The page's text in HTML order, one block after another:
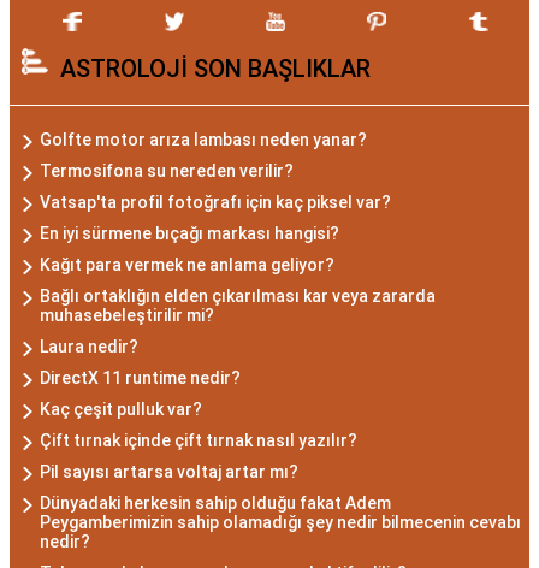
Akrep burcu, astrolojide 23 Ekim ile 21 Kasım
tarihleri arasında doğanları ifade eder. Bu
dönemde doğan bireyler genellikle gizemli ve derin
düşünce yapısına sahiptir. Akrep burcunun temel
özellikleri arasında kararlılık, cesaret ve tutku
bulunur. Akrepler, hedeflerine ulaşmak için
kararlılıkla çalışan bireylerdir. Aynı zamanda,
zekalarını ve keskin gözlem yeteneklerini
kullanarak çözüm odaklıdırlar.
Akrep Burcu Erkeği
Özellikleri: Güçlü ve
Karizmatik
Akrep burcu erkeği, genellikle güçlü bir karaktere
ve derin bir içsel güce sahiptir. Karizmatik ve
etkileyici kişilikleriyle dikkat çekerler. Akrep burcu
ASTROLOJİ SON BAŞLIKLAR
Golfte motor arıza lambası neden yanar?
Termosifona su nereden verilir?
Vatsap'ta profil fotoğrafı için kaç piksel var?
En iyi sürmene bıçağı markası hangisi?
Kağıt para vermek ne anlama geliyor?
Bağlı ortaklığın elden çıkarılması kar veya zararda
muhasebeleştirilir mi?
Laura nedir?
DirectX 11 runtime nedir?
Kaç çeşit pulluk var?
Çift tırnak içinde çift tırnak nasıl yazılır?
Pil sayısı artarsa voltaj artar mı?
Dünyadaki herkesin sahip olduğu fakat Adem
Peygamberimizin sahip olamadığı şey nedir bilmecenin cevabı
nedir?